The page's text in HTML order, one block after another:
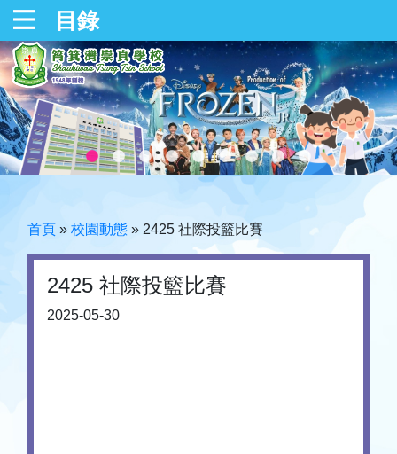
目錄
首頁 » 校園動態 » 2425 社際投籃比賽
2425 社際投籃比賽
2025-05-30